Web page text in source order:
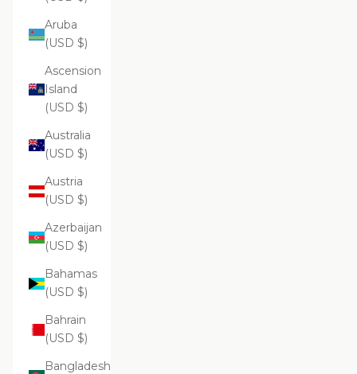
Aruba
(USD $)
Ascension
Island
(USD $)
Australia
(USD $)
Austria
(USD $)
Azerbaijan
(USD $)
Bahamas
(USD $)
Bahrain
(USD $)
Bangladesh